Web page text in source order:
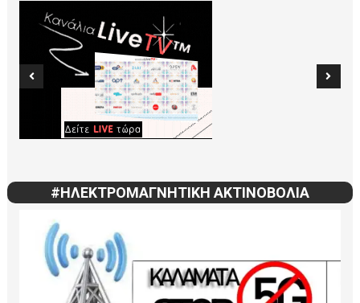
#ΗΛΕΚΤΡΟΜΑΓΝΗΤΙΚΗ ΑΚΤΙΝΟΒΟΛΙΑ